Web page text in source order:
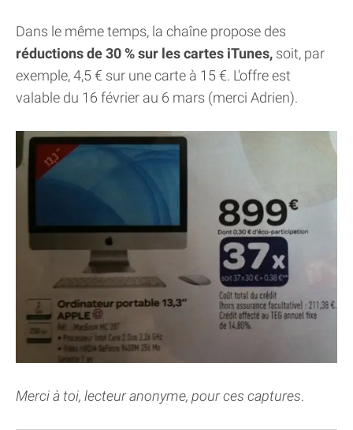
Dans le même temps, la chaîne propose des
réductions de 30 % sur les cartes iTunes, soit, par
exemple, 4,5 € sur une carte à 15 €. L'offre est
valable du 16 février au 6 mars (merci Adrien).
Merci à toi, lecteur anonyme, pour ces captures.